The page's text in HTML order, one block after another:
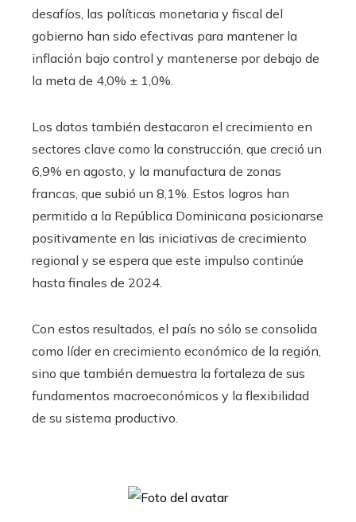
desafíos, las políticas monetaria y fiscal del
gobierno han sido efectivas para mantener la
inflación bajo control y mantenerse por debajo de
la meta de 4,0% ± 1,0%.
Los datos también destacaron el crecimiento en
sectores clave como la construcción, que creció un
6,9% en agosto, y la manufactura de zonas
francas, que subió un 8,1%. Estos logros han
permitido a la República Dominicana posicionarse
positivamente en las iniciativas de crecimiento
regional y se espera que este impulso continúe
hasta finales de 2024.
Con estos resultados, el país no sólo se consolida
como líder en crecimiento económico de la región,
sino que también demuestra la fortaleza de sus
fundamentos macroeconómicos y la flexibilidad
de su sistema productivo.